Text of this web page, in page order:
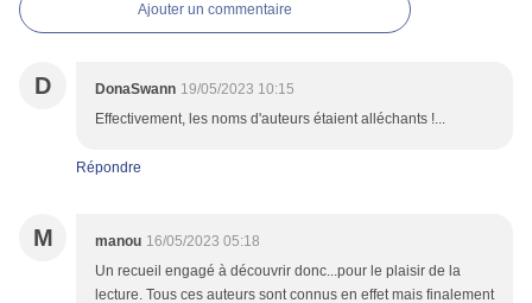
Ajouter un commentaire
D DonaSwann 19/05/2023 10:15
Effectivement, les noms d'auteurs étaient alléchants !...
Répondre
M manou 16/05/2023 05:18
Un recueil engagé à découvrir donc...pour le plaisir de la
lecture. Tous ces auteurs sont connus en effet mais finalement